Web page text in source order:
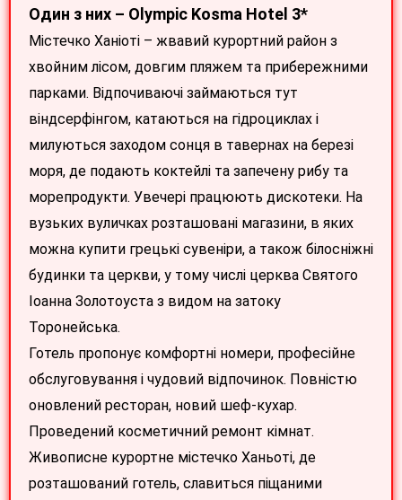
Один з них – Olympic Kosma Hotel 3*
Містечко Ханіоті – жвавий курортний район з
хвойним лісом, довгим пляжем та прибережними
парками. Відпочиваючі займаються тут
віндсерфінгом, катаються на гідроциклах і
милуються заходом сонця в тавернах на березі
моря, де подають коктейлі та запечену рибу та
морепродукти. Увечері працюють дискотеки. На
вузьких вуличках розташовані магазини, в яких
можна купити грецькі сувеніри, а також білосніжні
будинки та церкви, у тому числі церква Святого
Іоанна Золотоуста з видом на затоку
Торонейська.
Готель пропонує комфортні номери, професійне
обслуговування і чудовий відпочинок. Повністю
оновлений ресторан, новий шеф-кухар.
Проведений косметичний ремонт кімнат.
Живописне курортне містечко Ханьоті, де
розташований готель, славиться піщаними